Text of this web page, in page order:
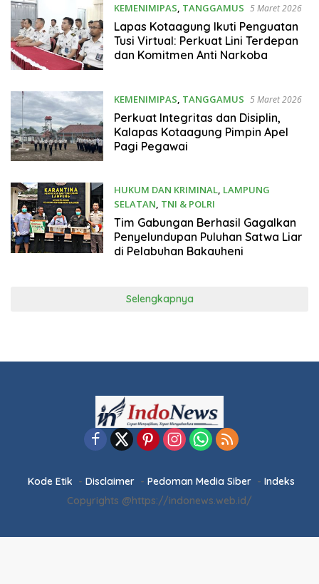
KEMENIMIPAS TANGGAMUS 5 Maret 2026
Lapas Kotaagung Ikuti Penguatan
Tusi Virtual: Perkuat Lini Terdepan
dan Komitmen Anti Narkoba
KEMENIMIPAS, TANGGAMUS 5 Maret 2026
Perkuat Integritas dan Disiplin,
Kalapas Kotaagung Pimpin Apel
Pagi Pegawai
HUKUM DAN KRIMINAL, LAMPUNG
SELATAN, TNI & POLRI
5 Maret 2026
Tim Gabungan Berhasil Gagalkan
Penyelundupan Puluhan Satwa Liar
di Pelabuhan Bakauheni
Selengkapnya
Kode Etik Disclaimer Pedoman Media Siber
Indeks
Copyrights @https://indonews.web.id/